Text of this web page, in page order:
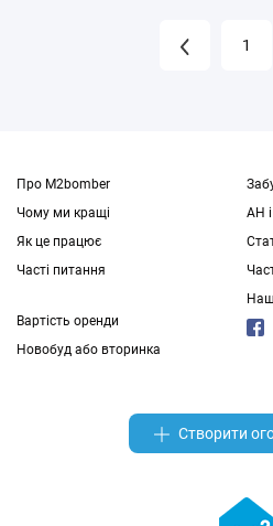
1
Про M2bomber
Чому ми кращі
Як це працює
Часті питання
Вартість оренди
Новобуд або вторинка
АН
Створити